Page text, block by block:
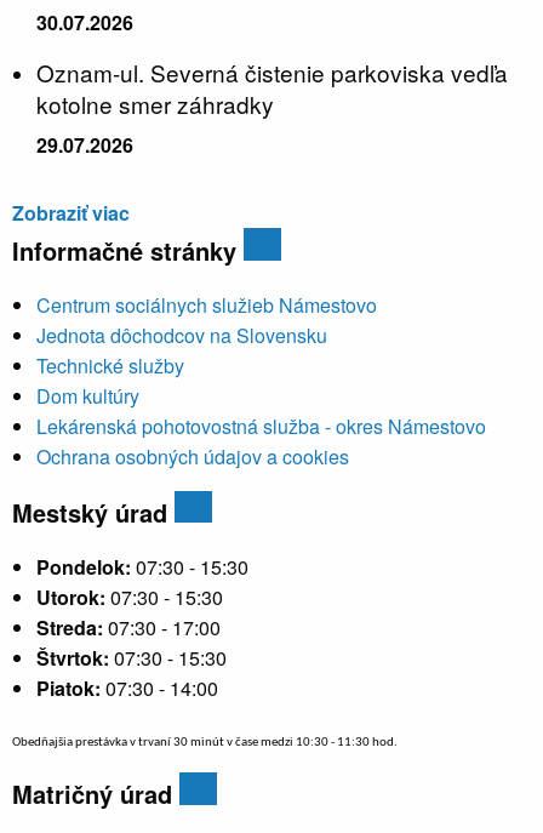
30.07.2026
Oznam-ul. Severná čistenie parkoviska vedľa
kotolne smer záhradky
29.07.2026
Zobraziť viac
Informačné stránky
Centrum sociálnych služieb Námestovo
Jednota dôchodcov na Slovensku
Technické služby
Dom kultúry
Lekárenská pohotovostná služba - okres Námestovo
Ochrana osobných údajov a cookies
Mestský úrad
Pondelok: 07:30 - 15:30
Utorok: 07:30 - 15:30
Streda: 07:30 - 17:00
Štvrtok: 07:30 - 15:30
Piatok: 07:30 - 14:00
Obedňajšia prestávka v trvaní 30 minút v čase medzi 10:30 - 11:30 hod.
Matričný úrad